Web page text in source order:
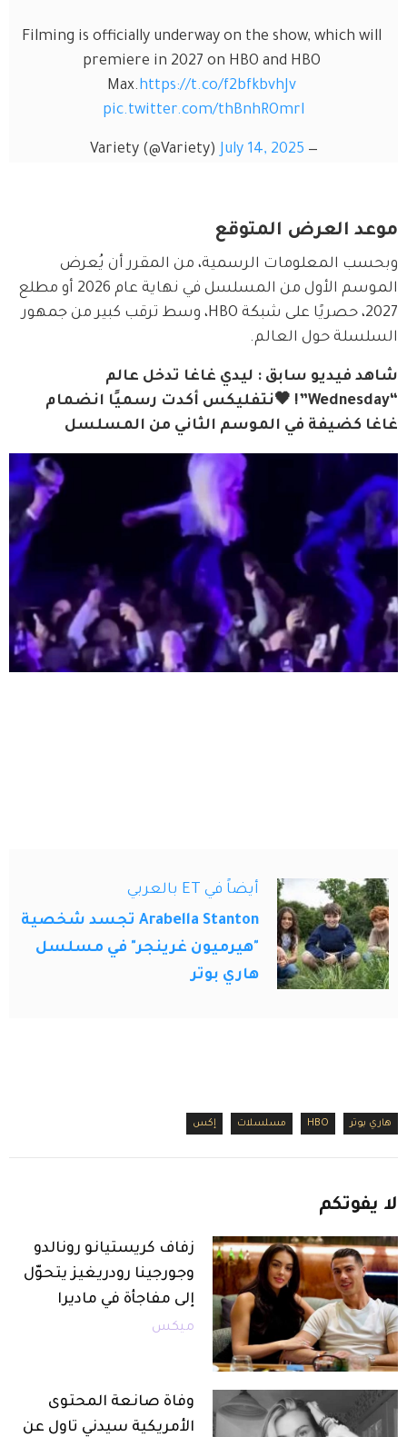
Filming is officially underway on the show, which will
premiere in 2027 on HBO and HBO
Max.https://t.co/f2bfkbvhJv
pic.twitter.com/thBnhROmrI
— Variety (@Variety)
July 14, 2025
موعد العرض المتوقع
وبحسب المعلومات الرسمية، من المقرر أن يُعرض
الموسم الأول من المسلسل في نهاية عام 2026 أو مطلع
2027، حصريًا على شبكة HBO، وسط ترقب كبير من جمهور
السلسلة حول العالم.
شاهد فيديو سابق : ليدي غاغا تدخل عالم
“Wednesday”! 🖤نتفليكس أكدت رسميًا انضمام
غاغا كضيفة في الموسم الثاني من المسلسل
أيضاً في ET بالعربي
Arabella Stanton تجسد شخصية
"هيرميون غرينجر" في مسلسل
هاري بوتر
هاري بوتر HBO مسلسلات إكس
لا يفوتكم
زفاف كريستيانو رونالدو
وجورجينا رودريغيز يتحوّل
إلى مفاجأة في ماديرا
ميكس
وفاة صانعة المحتوى
الأمريكية سيدني تاول عن